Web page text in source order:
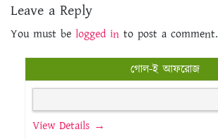
Leave a Reply
You must be logged in to post a comment.
গোল-ই আফরোজ
View Details →